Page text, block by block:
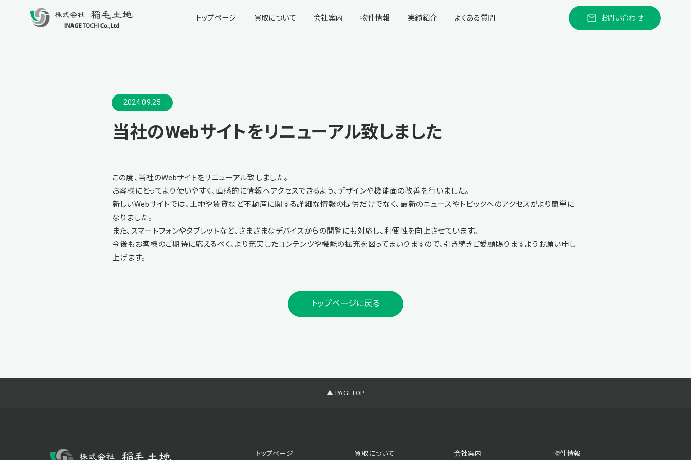
トップページ 買取について 会社案内 物件情報 実績紹介 よくある質問 お問い合わせ
2024.09.25
当社のWebサイトをリニューアル致しました
この度、当社のWebサイトをリニューアル致しました。
お客様にとってより使いやすく、直感的に情報へアクセスできるよう、デザインや機能面の改善を行いました。
新しいWebサイトでは、土地や賃貸など不動産に関する詳細な情報の提供だけでなく、最新のニュースやトピックへのアクセスがより簡単に
なりました。
また、スマートフォンやタブレットなど、さまざまなデバイスからの閲覧にも対応し、利便性を向上させています。
今後もお客様のご期待に応えるべく、より充実したコンテンツや機能の拡充を図ってまいりますので、引き続きご愛顧賜りますようお願い申し
上げます。
トップページに戻る
▲ PAGETOP
トップページ 買取について 会社案内 物件情報